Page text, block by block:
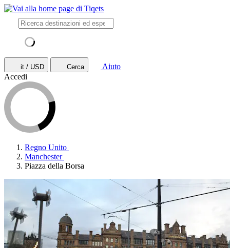
it / USD Cerca
Aiuto
Accedi
Regno Unito
Manchester
Piazza della Borsa